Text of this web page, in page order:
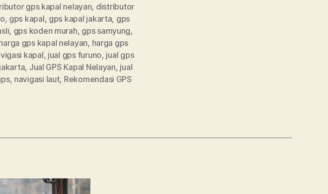
gps kapal nelayan, distributor
, gps kapal, gps kapal jakarta, gps
, gps koden murah, gps samyung,
gps kapal nelayan, harga gps
kapal, jual gps furuno, jual gps
, Jual GPS Kapal Nelayan, jual
, navigasi laut, Rekomendasi GPS